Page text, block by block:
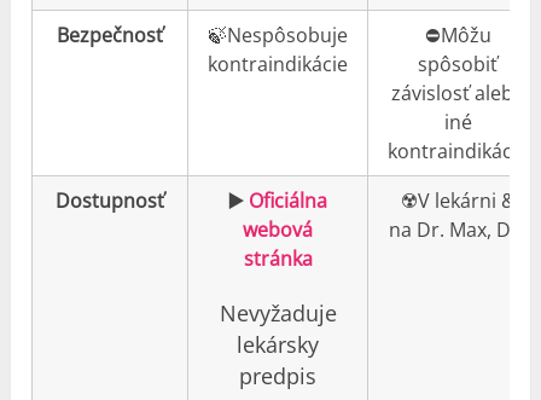
Bezpečnosť
🍃Nespôsobuje
kontraindikácie
⛔️Môžu
spôsobiť
závislosť alebo
iné
kontraindikácie
Dostupnosť
▶️ Oficiálna
webová
stránka
Nevyžaduje
lekársky
predpis
☢️V lekárni &
na Dr. Max, DM